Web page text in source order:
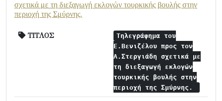
σχετικά με τη διεξαγωγή εκλογών τουρκικής βουλής στην
περιοχή της Σμύρνης.
ΤΙΤΛΟΣ
Τηλεγράφημα του
Ε.Βενιζέλου προς τον
Α.Στεργιάδη σχετικά με
τη διεξαγωγή εκλογών
τουρκικής βουλής στην
περιοχή της Σμύρνης.